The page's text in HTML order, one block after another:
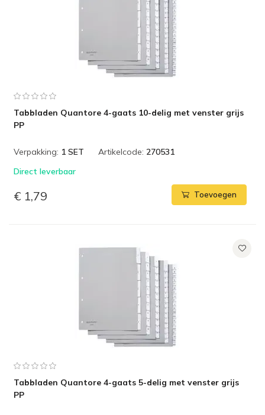
Tabbladen Quantore 4-gaats 10-delig met venster grijs
PP
Verpakking: 1 SET Artikelcode: 270531
Direct leverbaar
€ 1,79 Toevoegen
Tabbladen Quantore 4-gaats 5-delig met venster grijs
PP